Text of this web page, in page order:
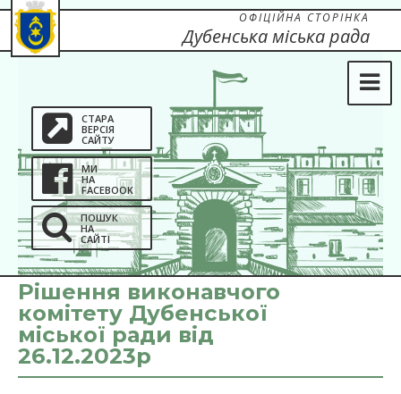
СТАРА
ВЕРСІЯ
САЙТУ
МИ
НА
FACEBOOK
ПОШУК
НА
САЙТІ
ОФІЦІЙНА СТОРІНКА
Дубенська міська рада
Рішення виконавчого
комітету Дубенської
міської ради від
26.12.2023р